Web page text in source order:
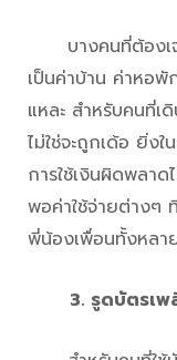
บางคนที่ต้องเจ
เป็นค่าบ้าน ค่าหอ
แหละ สำหรับคนที่
ไม่ใช่จะถูกเด้อ ยิ่งใ
การใช้เงินผิดพลา
พอค่าใช้จ่ายต่างๆ
พี่น้องเพื่อนทั้งหลา
3. รูดบัตรเพ